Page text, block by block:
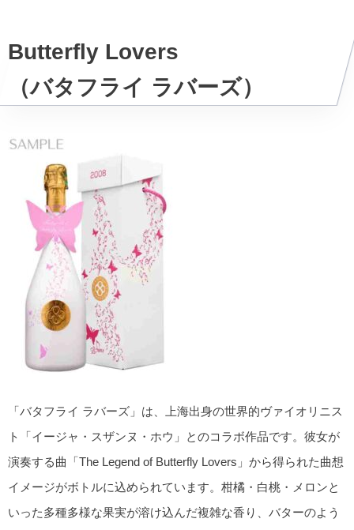
Butterfly Lovers
（バタフライ ラバーズ）
「バタフライ ラバーズ」は、上海出身の世界的ヴァイオリニス
ト「イージャ・スザンヌ・ホウ」とのコラボ作品です。彼女が
演奏する曲「The Legend of Butterfly Lovers」から得られた曲想
イメージがボトルに込められています。柑橘・白桃・メロンと
いった多種多様な果実が溶け込んだ複雑な香り、バターのよう